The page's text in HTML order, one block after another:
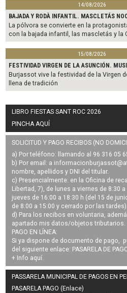
14/08/2026
BAJADA Y RODÀ INFANTIL. MASCLETÁS
La pólvora se convierte en la
con la bajada infantil, las mascletás y la
15/08/2026
FESTIVIDAD VIRGEN DE LA ASUNCIÓN.
Burjassot vive la festividad de la Virgen
llena de tradición
LIBRO FIESTAS SANT ROC 2026
PINCHA AQUÍ
SOLICITUD Y PAGO RECIBOS (NO
a) Por teléfono: llamando al 96 316 05
b) Por email: a
nombre, apellidos y DNI del titular.
c) Presencialmente: en la Oficina de
Libertad, 7), de lunes a viernes de 8:30
jueves de 16:00 a 18:30 h (del 15 de
de 8:00 a 15:00 y cerrado por las tardes).
d) Para los recibos en voluntaria,
apartado mis datos/objetos tributarios.
PAGO EN LÍNEA:
Si ya dispone de documento de pago,
del siguiente enlace: PASARELA DE
+ Info aquí.
PASSARELA MUNICIPAL DE PAGOS EN
PASARELA PAGO (Enlace)